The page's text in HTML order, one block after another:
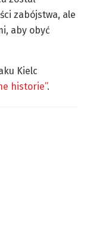
zabójstwa, ale
aby obyć
Kielc
historie”.